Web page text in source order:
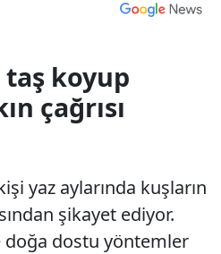
taş koyup
çağrısı
yaz aylarında kuşların
şikayet ediyor.
dostu yöntemler